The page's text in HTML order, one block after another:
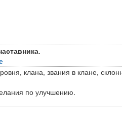
.
клана, звания в клане,
по улучшению.